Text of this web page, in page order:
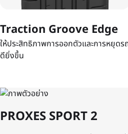
Traction Groove Edge
ให้ประสิทธิภาพการออกตัวและการหยุดร
ดียิ่งขึ้น
PROXES SPORT 2